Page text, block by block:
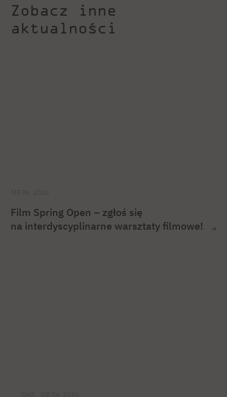
Zobacz inne
aktualności
Film Spring Open – zgłoś się
na interdyscyplinarne warsztaty filmowe!